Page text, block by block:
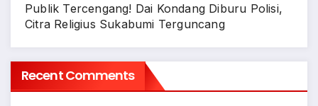
Publik Tercengang! Dai Kondang Diburu Polisi,
Citra Religius Sukabumi Terguncang
Recent Comments